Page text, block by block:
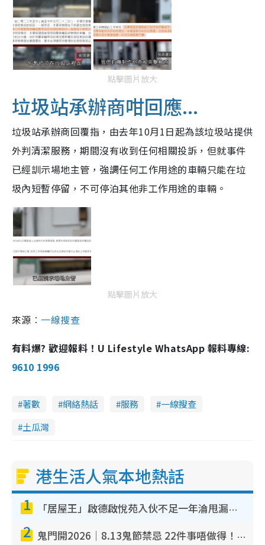
點擊圖片放大
垃圾站承辦商咁回應...
垃圾站承辦商回覆指，由去年10月1日起為該垃圾站提供
外判清潔服務，期間沒有收到任何相關投訴，但就事件
已經訓示場地主管，強調任何工作用途的車輛只能在垃
圾內短暫停留，不可停泊其他非工作用途的車輛。
點擊圖片放大
來源︰ 一線搜查
有料爆? 歡迎報料！U Lifestyle WhatsApp 報料專線:
9610 1996
著數 網絡熱話 服務
一線搜查
土瓜灣
港生活人氣本地熱話
1 「居屋王」啟德啟悅苑入伙不足一年淪甩漏之王！插頭噴火花致大停電 多戶業主全屋家電報銷
2 鬼門開2026｜8.13鬼節禁忌 22件事唔做得！燒肉、刺身要少食？半夜勿吹口哨/打呢個電話